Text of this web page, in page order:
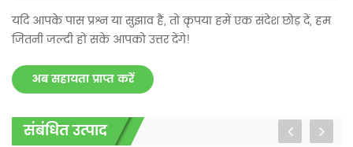
यदि आपके पास प्रश्न या सुझाव हैं, तो कृपया हमें एक संदेश छोड़ दें, हम
जितनी जल्दी हो सके आपको उत्तर देंगे!
अब सहायता प्राप्त करें
संबंधित उत्पाद